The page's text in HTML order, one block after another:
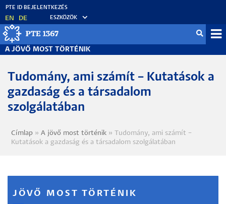
Ugrás
tartalomra
EN DE ESZKÖZÖK
A JÖVŐ MOST TÖRTÉNIK
Tudomány, ami számít – Kutatások a
gazdaság és a társadalom
szolgálatában
Morzsa
Címlap A jövő most történik
Tudomány, ami számít –
Kutatások a gazdaság és a társadalom szolgálatában
JÖVŐ MOST TÖRTÉNIK